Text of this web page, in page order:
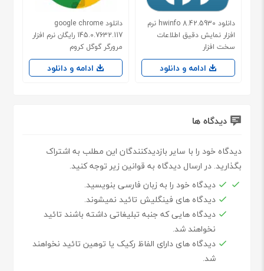
دانلود hwinfo 8.42.5930 نرم
افزار نمایش دقیق اطلاعات
سخت افزار
ادامه و دانلود
دانلود google chrome
145.0.7632.117 رایگان نرم افزار
مرورگر گوگل کروم
ادامه و دانلود
دیدگاه ها
دیدگاه خود را با سایر بازدیدکنندگان این مطلب به اشتراک
بگذارید. در ارسال دیدگاه به قوانین زیر توجه کنید.
دیدگاه خود را به زبان فارسی بنویسید.
دیدگاه های فینگلیش تائید نمیشوند.
دیدگاه هایی که جنبه تبلیغاتی داشته باشند تائید
نخواهند شد.
دیدگاه های دارای الفاظ رکیک یا توهین تائید نخواهند
شد.